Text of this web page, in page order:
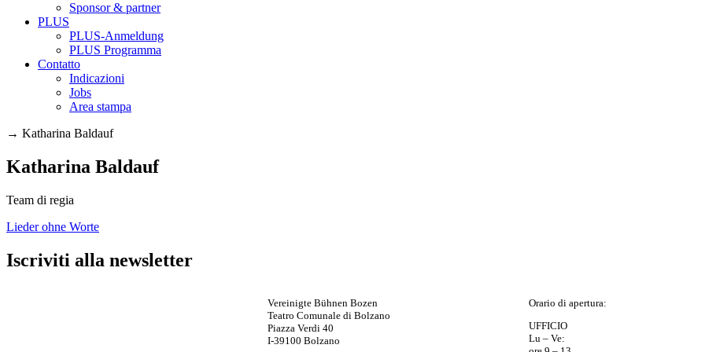
Sponsor & partner
PLUS
PLUS-Anmeldung
PLUS Programma
Contatto
Indicazioni
Jobs
Area stampa
→ Katharina Baldauf
Katharina Baldauf
Team di regia
Lieder ohne Worte
Iscriviti alla newsletter
Vereinigte Bühnen Bozen
Teatro Comunale di Bolzano
Piazza Verdi 40
I-39100 Bolzano
Orario di apertura:
UFFICIO
Lu – Ve: